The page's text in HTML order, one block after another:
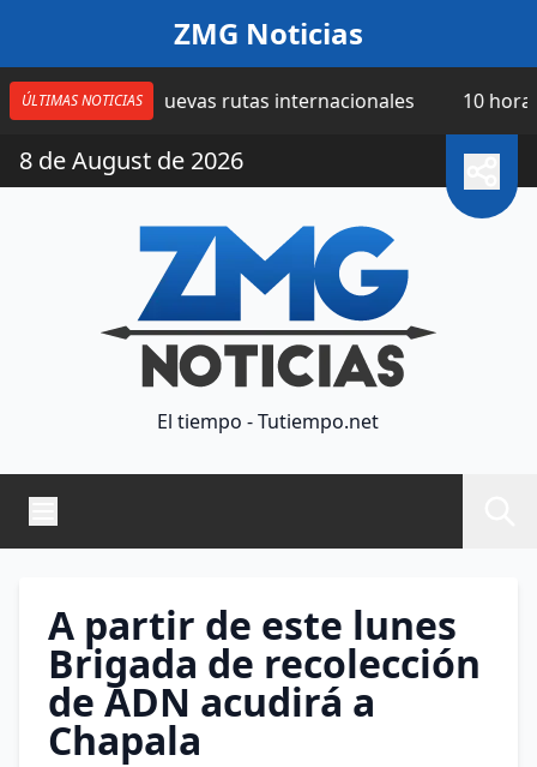
ZMG Noticias
ÚLTIMAS NOTICIAS
cuatro nuevas rutas internacionales 10 horas |
8 de August de 2026
El tiempo - Tutiempo.net
A partir de este lunes
Brigada de recolección
de ADN acudirá a
Chapala